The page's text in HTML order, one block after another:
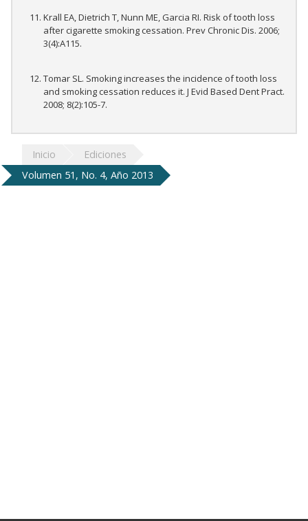
Krall EA, Dietrich T, Nunn ME, Garcia RI. Risk of tooth loss
after cigarette smoking cessation. Prev Chronic Dis. 2006;
3(4):A115.
Tomar SL. Smoking increases the incidence of tooth loss
and smoking cessation reduces it. J Evid Based Dent Pract.
2008; 8(2):105-7.
Inicio
Ediciones
Volumen 51, No. 4, Año 2013